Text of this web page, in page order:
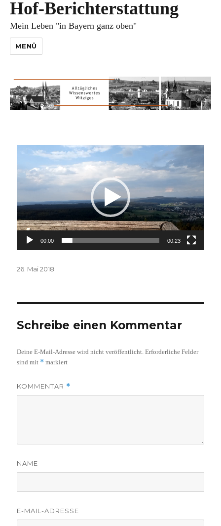
Hof-Berichterstattung
Mein Leben "in Bayern ganz oben"
MENÜ
Video-
00:00 00:23
Veröffentlicht
26. Mai 2018
Schreibe einen Kommentar
Deine E-Mail-Adresse wird nicht veröffentlicht. Erforderliche Felder
sind mit * markiert
KOMMENTAR *
NAME
E-MAIL-ADRESSE